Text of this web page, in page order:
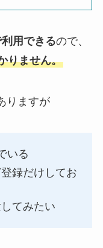
用できるので、
りません。
りますが
いる
録だけしてお
てみたい